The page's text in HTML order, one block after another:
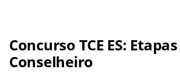
Concurso TCE ES: Etapas
Conselheiro